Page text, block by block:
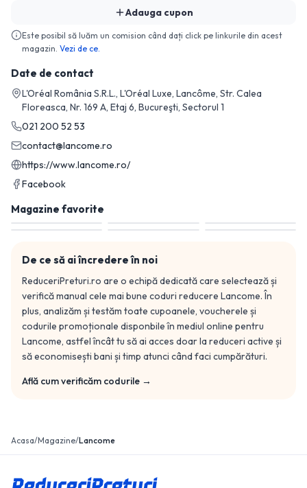
Adauga cupon
Este posibil să luăm un comision când dați click pe linkurile din acest
magazin. Vezi de ce.
Date de contact
L'Oréal România S.R.L., L'Oréal Luxe, Lancôme, Str. Calea
Floreasca, Nr. 169 A, Etaj 6, Bucureşti, Sectorul 1
021 200 52 53
contact@lancome.ro
https://www.lancome.ro/
Facebook
Magazine favorite
De ce să ai încredere în noi
ReduceriPreturi.ro are o echipă dedicată care selectează și
verifică manual cele mai bune coduri reducere Lancome. În
plus, analizăm și testăm toate cupoanele, voucherele și
codurile promoționale disponbile în mediul online pentru
Lancome, astfel încât tu să ai acces doar la reduceri active și
să economisești bani și timp atunci când faci cumpărături.
Află cum verificăm codurile →
Acasa/Magazine/Lancome